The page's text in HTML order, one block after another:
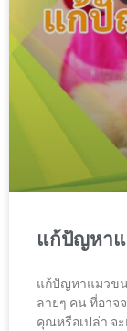
แก้ปัญหา
แก้ปัญหาแมวขน
ลายๆ คน ที่อาจ
คุณหรือเปล่า จ